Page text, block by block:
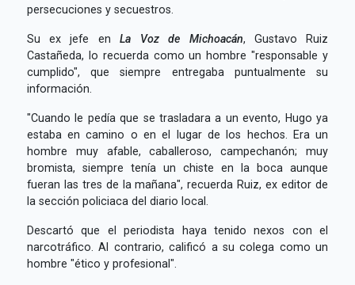
persecuciones y secuestros.
Su ex jefe enLa Voz de Michoacán, Gustavo Ruiz
Castañeda, lo recuerda como un hombre "responsable y
cumplido", que siempre entregaba puntualmente su
información.
"Cuando le pedía que se trasladara a un evento, Hugo ya
estaba en camino o en el lugar de los hechos. Era un
hombre muy afable, caballeroso, campechanón; muy
bromista, siempre tenía un chiste en la boca aunque
fueran las tres de la mañana", recuerda Ruiz, ex editor de
la sección policiaca del diario local.
Descartó que el periodista haya tenido nexos con el
narcotráfico. Al contrario, calificó a su colega como un
hombre "ético y profesional".